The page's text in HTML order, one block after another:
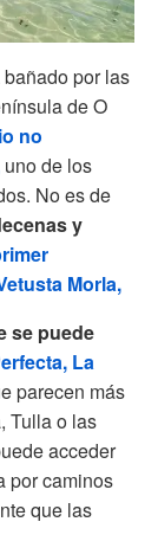
por las
de O
no
uno de los
No es de
y
Morla,
se puede
La
parecen más
Tulla o las
acceder
por caminos
que las